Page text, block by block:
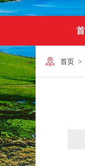
首页 >